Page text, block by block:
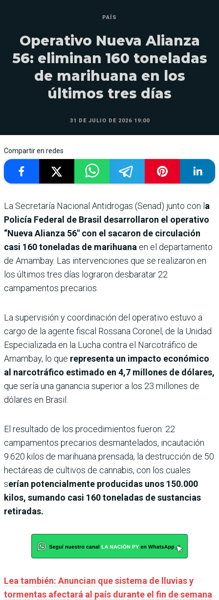
PAÍS
Operativo Nueva Alianza
56: eliminan 160 toneladas
de marihuana en los
últimos tres días
31 DE JULIO DE 2026 19:00
Compartir en redes
La Secretaría Nacional Antidrogas (Senad) junto con la
Policía Federal de Brasil desarrollaron el operativo
“Nueva Alianza 56″ con el sacaron de circulación
casi 160 toneladas de marihuana en el departamento
de Amambay. Las intervenciones que se realizaron en
los últimos tres días lograron desbaratar 22
campamentos precarios.
La supervisión y coordinación del operativo estuvo a
cargo de la agente fiscal Rossana Coronel, de la Unidad
Especializada en la Lucha contra el Narcotráfico de
Amambay, lo que representa un impacto económico
al narcotráfico estimado en 4,7 millones de dólares,
que sería una ganancia superior a los 23 millones de
dólares en Brasil.
El resultado de los procedimientos fueron: 22
campamentos precarios desmantelados, incautación
9.620 kilos de marihuana prensada, la destrucción de 50
hectáreas de cultivos de cannabis, con los cuales
serían potencialmente producidas unos 150.000
kilos, sumando casi 160 toneladas de sustancias
retiradas.
Lea también: Anuncian que sistema de lluvias y
tormentas afectará al país durante el fin de semana